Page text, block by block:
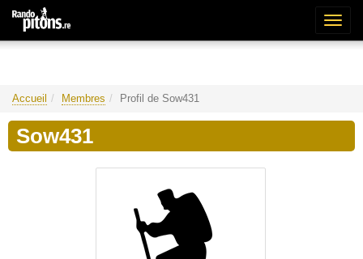
Accueil Membres Profil de Sow431
Sow431